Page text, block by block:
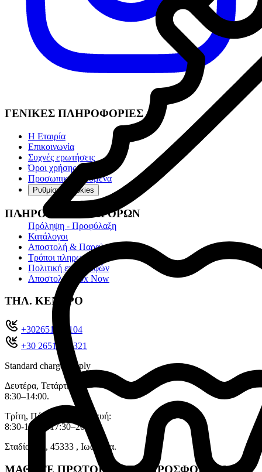
Πρόληψη - Προφύλαξη
ΓΕΝΙΚΕΣ ΠΛΗΡΟΦΟΡΙΕΣ
Η Εταιρία
Επικοινωνία
Συχνές ερωτήσεις
Όροι χρήσης
Προσωπικά Δεδομένα
Ρυθμίσεις cookies
ΠΛΗΡΟΦΟΡΙΕΣ ΑΓΟΡΩΝ
Κατάλογοι
Αποστολή & Παραλαβή
Τρόποι πληρωμής
Πολιτική επιστροφών
Αποστολές Box Now
ΤΗΛ. ΚΕΝΤΡΟ
+302651022104
+30 26510 71321
Standard charges apply
Δευτέρα, Τετάρτη:
8:30–14:00.
Τρίτη, Πέμπτη, Παρασκευή:
8:30-14:00, 17:30–20:30.
Σταδίου 11, 45333 , Ιωάννινα.
ΜΑΘΕΤΕ ΠΡΩΤΟΙ ΓΙΑ ΤΙΣ ΠΡΟΣΦΟΡΕΣ ΜΑΣ